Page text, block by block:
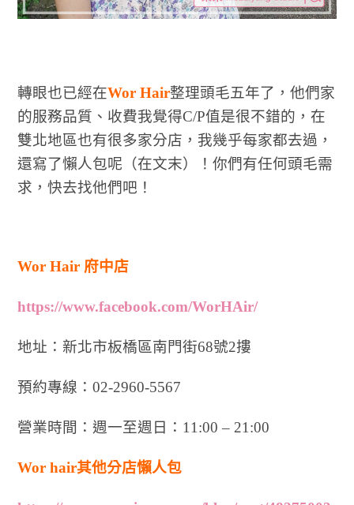
轉眼也已經在Wor Hair整理頭毛五年了，他們家
的服務品質、收費我覺得C/P值是很不錯的，在
雙北地區也有很多家分店，我幾乎每家都去過，
還寫了懶人包呢（在文末）！你們有任何頭毛需
求，快去找他們吧！
Wor Hair 府中店
https://www.facebook.com/WorHAir/
地址：新北市板橋區南門街68號2摟
預約專線：02-2960-5567
營業時間：週一至週日：11:00 – 21:00
Wor hair其他分店懶人包